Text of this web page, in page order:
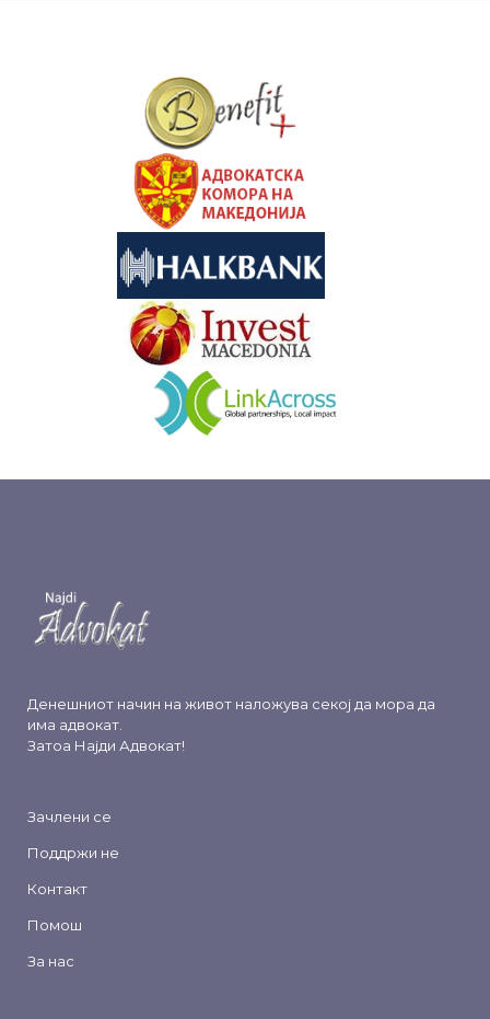
Денешниот начин на живот наложува секој да мора да
има адвокат.
Затоа Најди Адвокат!
Зачлени се
Поддржи не
Контакт
Помош
За нас